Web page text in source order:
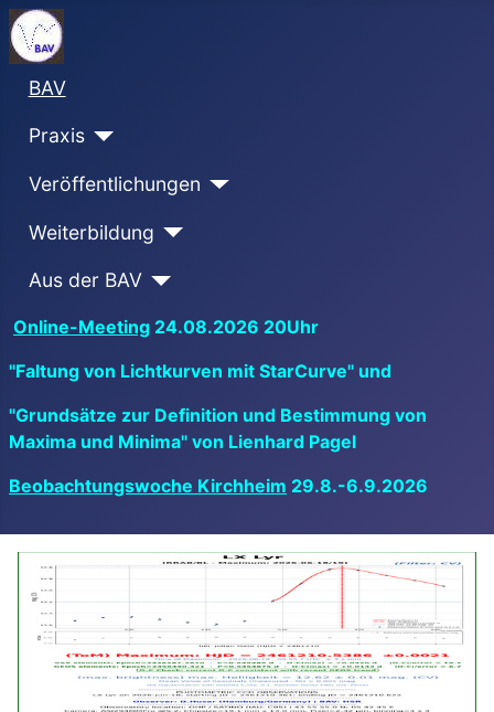
BAV
Praxis
Veröffentlichungen
Weiterbildung
Aus der BAV
Online-Meeting 24.08.2026 20Uhr
"Faltung von Lichtkurven mit StarCurve" und
"Grundsätze zur Definition und Bestimmung von
Maxima und Minima" von Lienhard Pagel
Beobachtungswoche Kirchheim 29.8.-6.9.2026